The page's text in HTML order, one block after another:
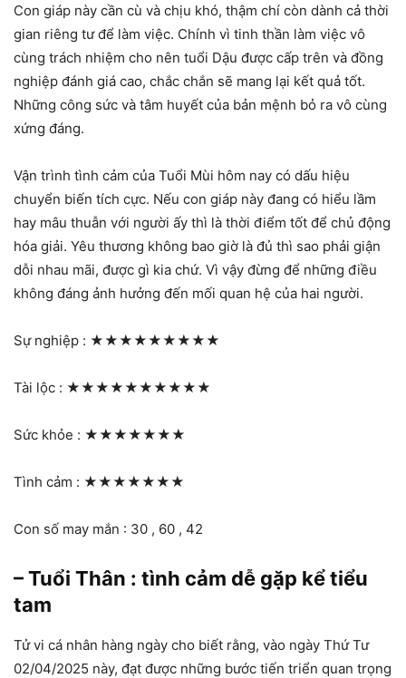
Con giáp này cần cù và chịu khó, thậm chí còn dành cả thời
gian riêng tư để làm việc. Chính vì tinh thần làm việc vô
cùng trách nhiệm cho nên tuổi Dậu được cấp trên và đồng
nghiệp đánh giá cao, chắc chắn sẽ mang lại kết quả tốt.
Những công sức và tâm huyết của bản mệnh bỏ ra vô cùng
xứng đáng.
Vận trình tình cảm của Tuổi Mùi hôm nay có dấu hiệu
chuyển biến tích cực. Nếu con giáp này đang có hiểu lầm
hay mâu thuẫn với người ấy thì là thời điểm tốt để chủ động
hóa giải. Yêu thương không bao giờ là đủ thì sao phải giận
dỗi nhau mãi, được gì kia chứ. Vì vậy đừng để những điều
không đáng ảnh hưởng đến mối quan hệ của hai người.
Sự nghiệp : ★★★★★★★★★
Tài lộc : ★★★★★★★★★★
Sức khỏe : ★★★★★★★
Tình cảm : ★★★★★★★
Con số may mắn : 30 , 60 , 42
– Tuổi Thân : tình cảm dễ gặp kể tiểu
tam
Tử vi cá nhân hàng ngày cho biết rằng, vào ngày Thứ Tư
02/04/2025 này, đạt được những bước tiến triển quan trọng